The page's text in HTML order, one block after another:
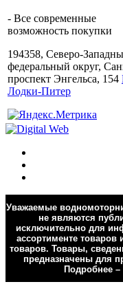
- Все современные
возможность покупки
194358, Северо-
федеральный округ,
проспект Энгельса, 154
Лодки-Питер
Уважаемые
не являются
исключительно для
ассортименте товаров
товаров. Товары,
предназначены для
Подробнее –